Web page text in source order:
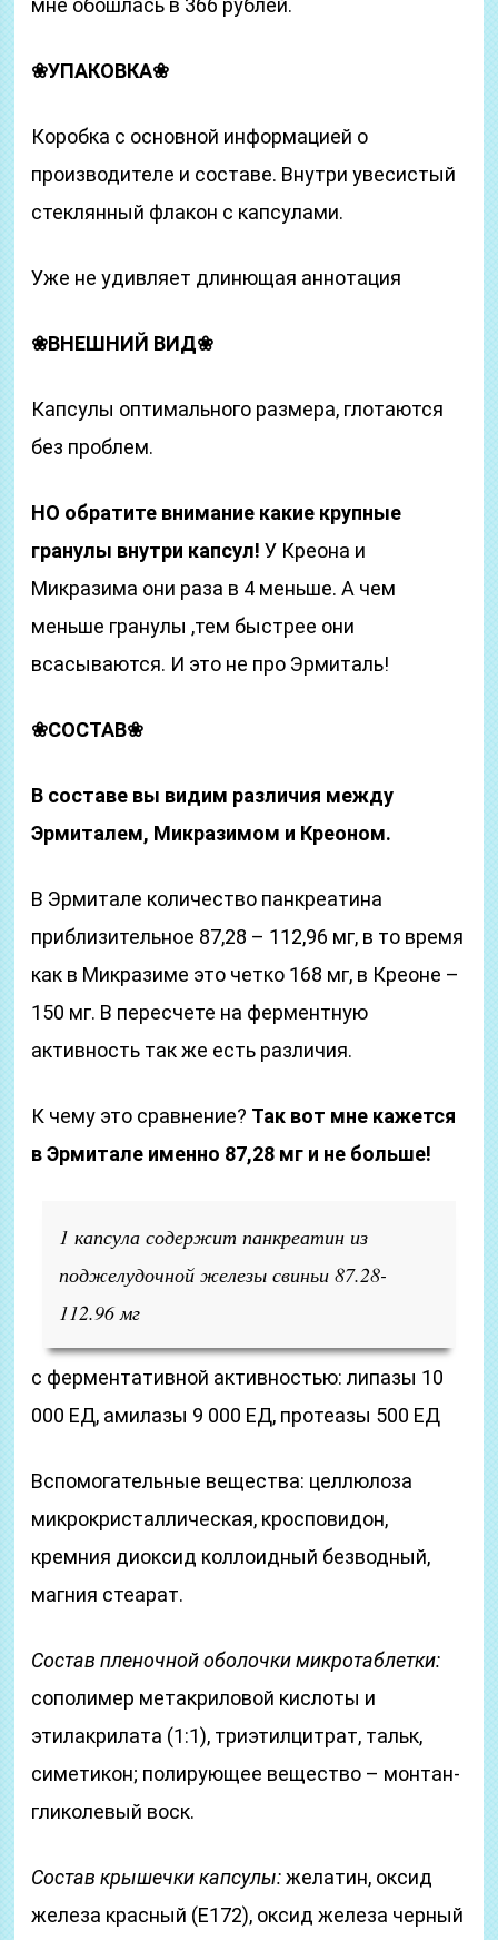
мне обошлась в 366 рублей.
❀УПАКОВКА❀
Коробка с основной информацией о
производителе и составе. Внутри увесистый
стеклянный флакон с капсулами.
Уже не удивляет длинющая аннотация
❀ВНЕШНИЙ ВИД❀
Капсулы оптимального размера, глотаются
без проблем.
НО обратите внимание какие крупные
гранулы внутри капсул! У Креона и
Микразима они раза в 4 меньше. А чем
меньше гранулы ,тем быстрее они
всасываются. И это не про Эрмиталь!
❀СОСТАВ❀
В составе вы видим различия между
Эрмиталем, Микразимом и Креоном.
В Эрмитале количество панкреатина
приблизительное 87,28 – 112,96 мг, в то время
как в Микразиме это четко 168 мг, в Креоне –
150 мг. В пересчете на ферментную
активность так же есть различия.
К чему это сравнение? Так вот мне кажется
в Эрмитале именно 87,28 мг и не больше!
1 капсула содержит панкреатин из
поджелудочной железы свиньи 87.28-
112.96 мг
с ферментативной активностью: липазы 10
000 ЕД, амилазы 9 000 ЕД, протеазы 500 ЕД
Вспомогательные вещества: целлюлоза
микрокристаллическая, кросповидон,
кремния диоксид коллоидный безводный,
магния стеарат.
Состав пленочной оболочки микротаблетки:
сополимер метакриловой кислоты и
этилакрилата (1:1), триэтилцитрат, тальк,
симетикон; полирующее вещество – монтан-
гликолевый воск.
Состав крышечки капсулы:желатин, оксид
железа красный (Е172), оксид железа черный